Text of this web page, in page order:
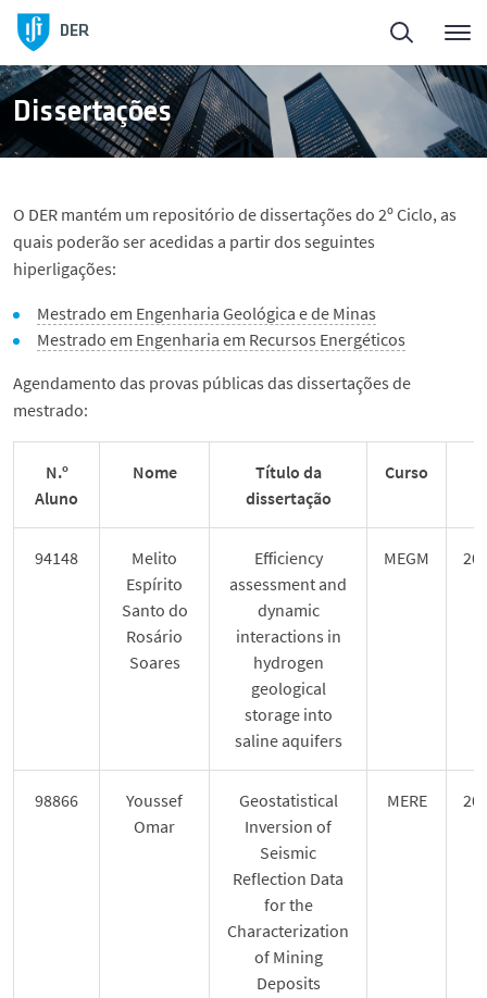
DER
Sobre o DER
Ensino
Notícias
Eventos
Media
Prémios
English
Dissertações
O DER mantém um repositório de dissertações do 2º Ciclo, as
quais poderão ser acedidas a partir dos seguintes
hiperligações:
Mestrado em Engenharia Geológica e de Minas
Mestrado em Engenharia em Recursos Energéticos
Agendamento das provas públicas das dissertações de
mestrado:
N.º
Aluno
Nome
Título da
dissertação
Curso
94148
Melito
Espírito
Santo do
Rosário
Soares
Efficiency
assessment and
dynamic
interactions in
hydrogen
geological
storage into
saline aquifers
MEGM
98866
Youssef
Omar
Geostatistical
Inversion of
Seismic
Reflection Data
for the
Characterization
of Mining
Deposits
MERE